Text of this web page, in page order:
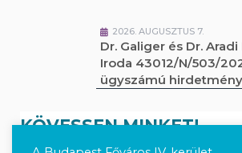
2026. AUGUSZTUS 7.
Dr. Galiger és Dr.
Iroda 43012/N/503/
ügyszámú hirdetmény
KÖVESSEN MINKET!